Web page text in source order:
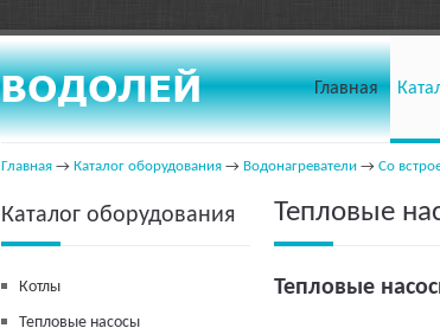
Главная
Главная → Каталог оборудования → Водонагреватели → Со
Каталог оборудования
Котлы
Тепловые насосы
Тепловые
Тепловые